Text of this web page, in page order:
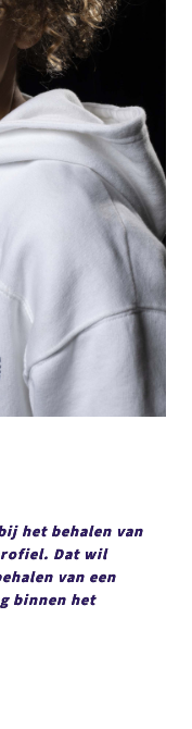
het behalen van
Dat wil
van een
binnen het